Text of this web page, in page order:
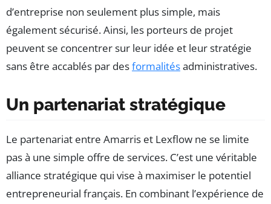
d’entreprise non seulement plus simple, mais
également sécurisé. Ainsi, les porteurs de projet
peuvent se concentrer sur leur idée et leur stratégie
sans être accablés par desformalitésadministratives.
Un partenariat stratégique
Le partenariat entre Amarris et Lexflow ne se limite
pas à une simple offre de services. C’est une véritable
alliance stratégique qui vise à maximiser le potentiel
entrepreneurial français. En combinant l’expérience de